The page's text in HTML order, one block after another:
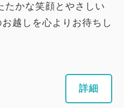
細 今すぐ予約
たかな笑顔とやさしい
越しを心よりお待ちし
詳細